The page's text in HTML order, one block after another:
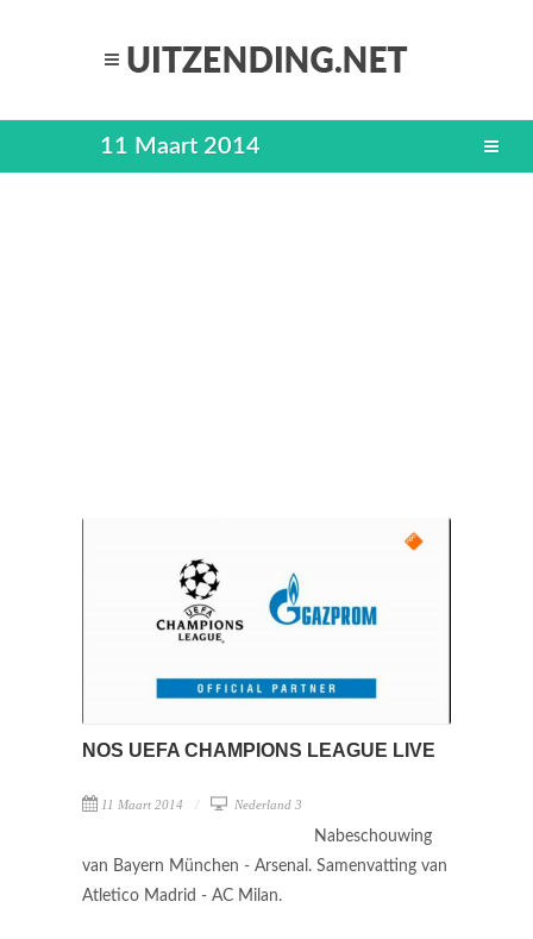
11 Maart 2014
NOS UEFA CHAMPIONS LEAGUE LIVE
11 Maart 2014 Nederland 3
Nabeschouwing
van Bayern München - Arsenal. Samenvatting van
Atletico Madrid - AC Milan.